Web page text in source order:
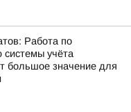
Работа по
учёта
большое значение для